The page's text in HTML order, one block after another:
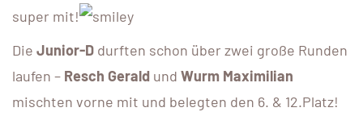
super mit!
Die Junior-D durften schon über zwei große Runden
laufen – Resch Gerald und Wurm Maximilian
mischten vorne mit und belegten den 6. & 12.Platz!